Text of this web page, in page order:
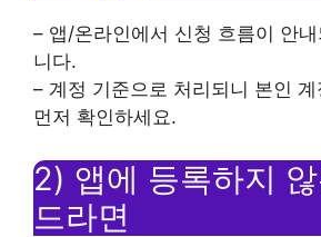
– 앱/온라인에서 신청 흐름이 안
니다.
– 계정 기준으로 처리되니 본인
먼저 확인하세요.
2) 앱에 등록하지
드라면